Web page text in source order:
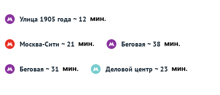
Улица 1905 года ~ 12
Москва-Сити ~ 21 Беговая ~ 38
Беговая ~ 31 Деловой центр ~ 23